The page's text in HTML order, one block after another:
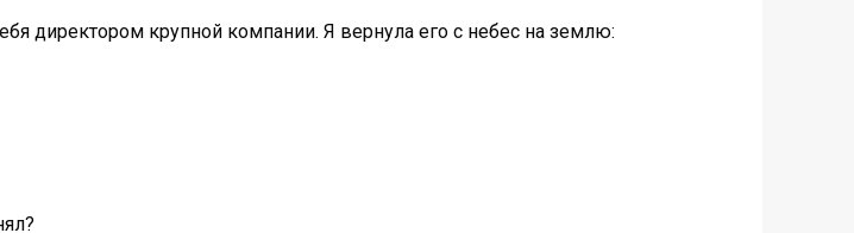
директором крупной компании. Я вернула его с небес на землю: